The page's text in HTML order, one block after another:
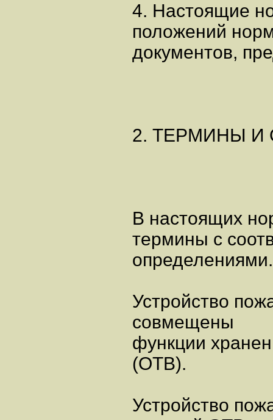
4. Настоящие
положений
документов,
2. ТЕРМИНЫ И
В настоящих
термины с
определениями.
Устройство
совмещены
функции
(ОТВ).
Устройство